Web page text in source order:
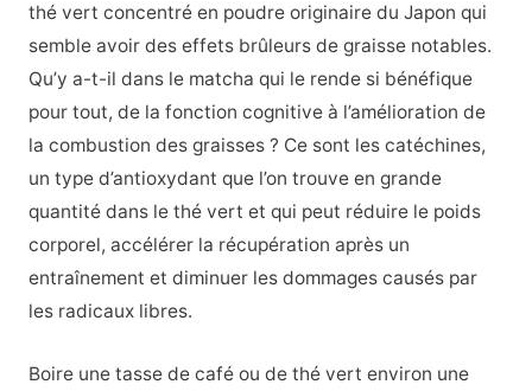
thé vert concentré en poudre originaire du Japon qui
semble avoir des effets brûleurs de graisse notables.
Qu’y a-t-il dans le matcha qui le rende si bénéfique
pour tout, de la fonction cognitive à l’amélioration de
la combustion des graisses ? Ce sont les catéchines,
un type d’antioxydant que l’on trouve en grande
quantité dans le thé vert et qui peut réduire le poids
corporel, accélérer la récupération après un
entraînement et diminuer les dommages causés par
les radicaux libres.
Boire une tasse de café ou de thé vert environ une